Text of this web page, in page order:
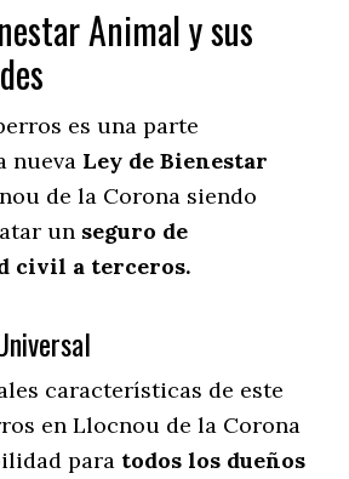
Animal y sus
es una parte
nueva Ley de Bienestar
de la Corona siendo
un seguro de
civil a terceros.
características de este
en Llocnou de la Corona
para todos los dueños